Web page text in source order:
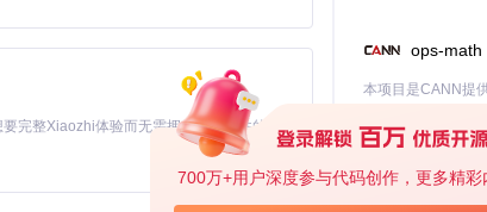
700万+用户深度参与代码创作，更多精彩
基于Python的Xiaozhi AI，适用于想要完整Xiaozhi体验而无需拥有专用硬件的用户。
ops-math
C++
deveco-